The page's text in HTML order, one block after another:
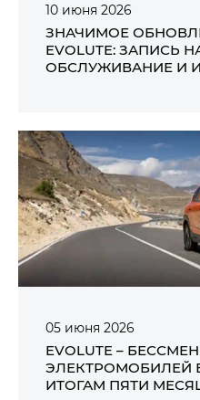
10 июня 2026
ЗНАЧИМОЕ
EVOLUTE: ЗАПИСЬ
ОБСЛУЖИВАНИЕ И
05 июня 2026
EVOLUTE –
ЭЛЕКТРОМОБИЛЕЙ
ИТОГАМ ПЯТИ